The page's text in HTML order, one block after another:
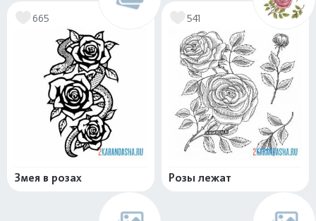
665
Змея в розах
541
Розы лежат